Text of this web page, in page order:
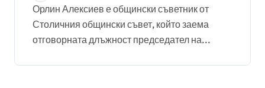
Орлин Алексиев е общински съветник от
Столичния общински съвет, който заема
отговорната длъжност председател на...